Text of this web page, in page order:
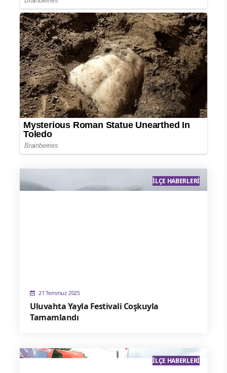
21 Temmuz 2025
Uluvahta Yayla Festivali Coşkuyla
Tamamlandı
İLÇE HABERLERI
İLÇE HABERLERI